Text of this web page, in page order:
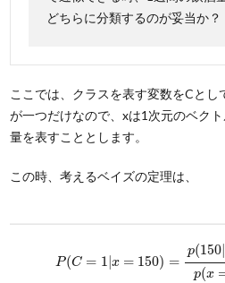
どちらに分類するのが妥当か？
ここでは、クラスを表す変数をCとし
が一つだけなので、xは1次元のベク
量を表すこととします。
この時、考えるベイズの定理は、
P(C = 1 x = 150) =
p(150|
p(x
C=1)